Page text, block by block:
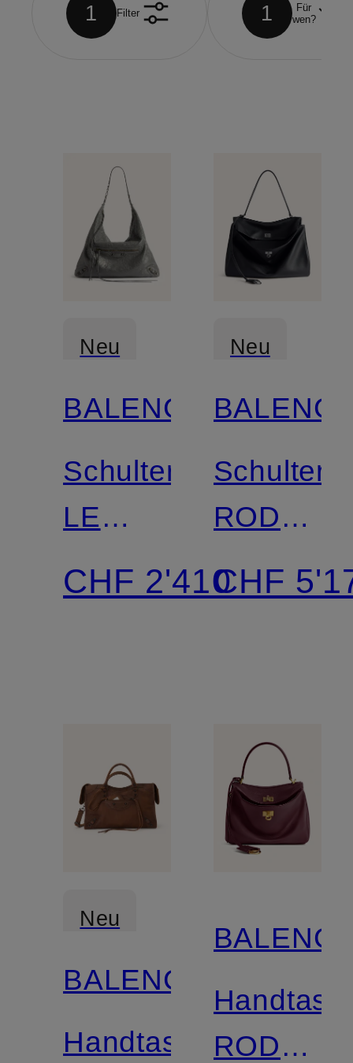
1 Filter 1
Für
wen?
Neu
BALENCIAGA
Schultertasche
LE
CITY
LARGE
CHF 2'410
Neu
RODEO
LARGE
CHF
Neu
BALENCIAGA
HandtascheRODEO